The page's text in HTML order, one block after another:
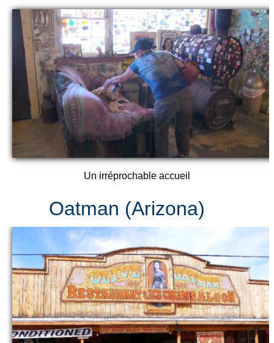
Un irréprochable accueil
Oatman (Arizona)